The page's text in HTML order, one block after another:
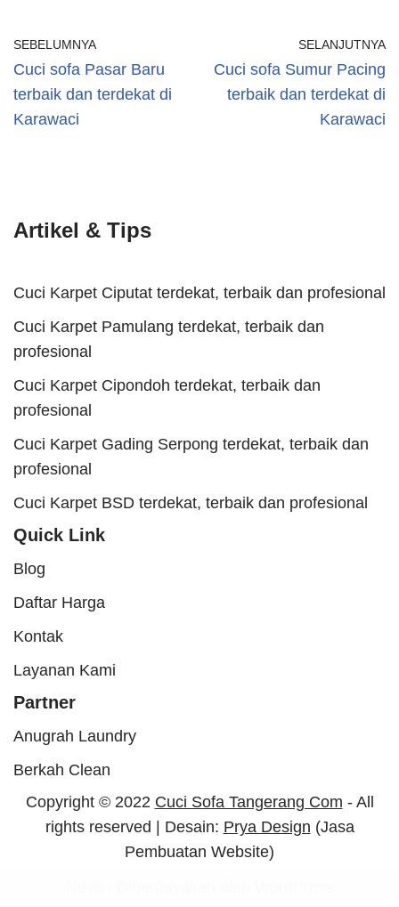
SEBELUMNYA
Cuci sofa Pasar Baru
terbaik dan terdekat di
Karawaci
SELANJUTNYA
Cuci sofa Sumur Pacing
terbaik dan terdekat di
Karawaci
Artikel & Tips
Cuci Karpet Ciputat terdekat, terbaik dan profesional
Cuci Karpet Pamulang terdekat, terbaik dan
profesional
Cuci Karpet Cipondoh terdekat, terbaik dan
profesional
Cuci Karpet Gading Serpong terdekat, terbaik dan
profesional
Cuci Karpet BSD terdekat, terbaik dan profesional
Quick Link
Blog
Daftar Harga
Kontak
Layanan Kami
Partner
Anugrah Laundry
Berkah Clean
Copyright © 2022 Cuci Sofa Tangerang Com - All
rights reserved | Desain: Prya Design (Jasa
Pembuatan Website)